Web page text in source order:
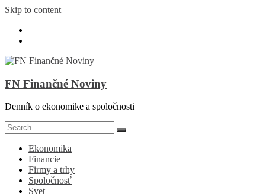
Skip to content
FN Finančné Noviny
Denník o ekonomike a spoločnosti
Ekonomika
Financie
Firmy a trhy
Spoločnosť
Svet